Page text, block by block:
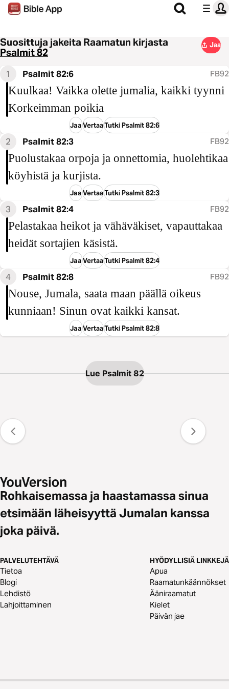
Suosittuja jakeita Raamatun kirjasta
Psalmit 82
Jaa
1 Psalmit 82:6 FB92
Kuulkaa! Vaikka olette jumalia, kaikki tyynni
Korkeimman poikia
JaaVertaaTutki Psalmit 82:6
2 Psalmit 82:3 FB92
Puolustakaa orpoja ja onnettomia, huolehtikaa
köyhistä ja kurjista.
JaaVertaaTutki Psalmit 82:3
3 Psalmit 82:4 FB92
Pelastakaa heikot ja vähäväkiset, vapauttakaa
heidät sortajien käsistä.
JaaVertaaTutki Psalmit 82:4
4 Psalmit 82:8 FB92
Nouse, Jumala, saata maan päällä oikeus
kunniaan! Sinun ovat kaikki kansat.
JaaVertaaTutki Psalmit 82:8
Lue Psalmit 82
Rohkaisemassa ja haastamassa sinua
etsimään läheisyyttä Jumalan kanssa
joka päivä.
PALVELUTEHTÄVÄ
Tietoa
Blogi
Lehdistö
Lahjoittaminen
HYÖDYLLISIÄ LINKKEJÄ
Apua
Raamatunkäännökset
Ääniraamatut
Kielet
Päivän jae